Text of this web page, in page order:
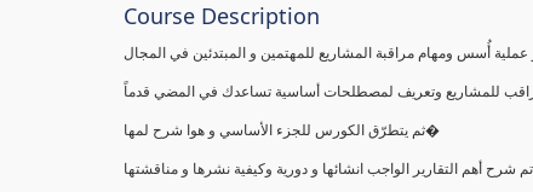
Course Description
أُسس ومهام مراقبة المشاريع للمهتمين و المبتدئين في المجال
للمشاريع وتعريف لمصطلحات أساسية تساعدك في المضي قدماً
ثم يتطرّق الكورس للجزء الأساسي و هوا شرح لمها�
شرح أهم التقارير الواجب انشائها و دورية وكيفية نشرها و مناقشتها